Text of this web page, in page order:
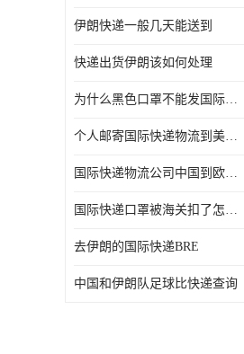
伊朗快递一般几天能送到
快递出货伊朗该如何处理
为什么黑色口罩不能发国际快递 国际寄口罩快递需要填写信息
个人邮寄国际快递物流到美加墨西哥英国比利时荷兰波兰意大利
国际快递物流公司中国到欧洲英国法国德国能寄铁路空运海运
国际快递口罩被海关扣了怎么办
去伊朗的国际快递BRE
中国和伊朗队足球比快递查询